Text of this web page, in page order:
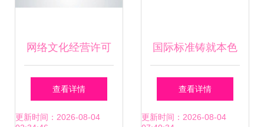
网络文化经营许可
证过期怎么办？延
期、注销及处罚指
查看详情
更新时间：2026-08-04
国际标准铸就本色
旋律 网络舞台描绘
都市映像
查看详情
更新时间：2026-08-04